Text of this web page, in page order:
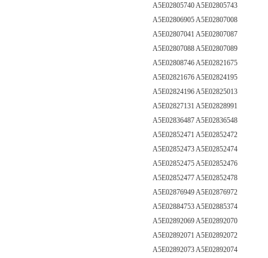
A5E02805740 A5E02805743
A5E02806905 A5E02807008
A5E02807041 A5E02807087
A5E02807088 A5E02807089
A5E02808746 A5E02821675
A5E02821676 A5E02824195
A5E02824196 A5E02825013
A5E02827131 A5E02828991
A5E02836487 A5E02836548
A5E02852471 A5E02852472
A5E02852473 A5E02852474
A5E02852475 A5E02852476
A5E02852477 A5E02852478
A5E02876949 A5E02876972
A5E02884753 A5E02885374
A5E02892069 A5E02892070
A5E02892071 A5E02892072
A5E02892073 A5E02892074